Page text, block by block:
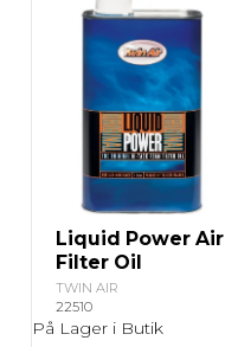
Liquid Power Air
Filter Oil
TWIN AIR
22510
På Lager i Butik